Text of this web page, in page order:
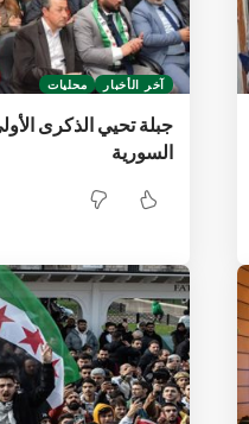
آخر الأخبار محليات
جبلة تحيي الذكرى
السورية